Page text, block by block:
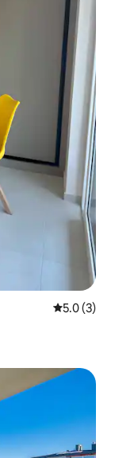
5.0 (3)